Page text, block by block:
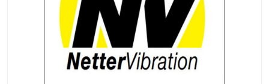
MACH III离合器 CLEVELAND
Magnetic制动器 STEARNS制动器